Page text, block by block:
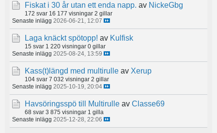
Fiskat i 30 år utan ett enda napp. av NickeGbg
172 svar 16 177 visningar 2 gillar
Senaste inlägg 2026-06-21, 12:07
Laga knäckt spötopp! av Kulfisk
15 svar 1 220 visningar 0 gillar
Senaste inlägg 2025-08-24, 13:59
Kass(t)längd med multirulle av Xerup
104 svar 7 032 visningar 2 gillar
Senaste inlägg 2025-10-19, 20:04
Havsöringsspö till Multirulle av Classe69
68 svar 3 875 visningar 1 gilla
Senaste inlägg 2025-12-28, 22:06